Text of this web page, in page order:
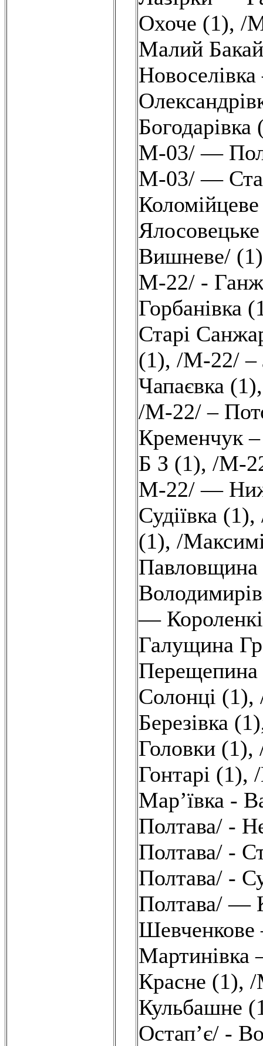
Охоче (1), /
Малий
Богодарівка
М-03/ —
М-03/ —
Вишневе/ (1)
М-22/ -
Горбанівка
Старі
(1), /М-22/ –
Чапаєвка (1)
/М-22/ –
Кременчук
Б З (1), /М-
М-22/ —
Судіївка (1),
(1), /
—
Галущина
Солонці (1),
Березівка (1)
Головки (1),
Гонтарі (1),
Мар’ївка -
Полтава/ -
Полтава/ -
Полтава/ -
Полтава/ —
Красне (1), /
Кульбашне
Остап’є/ -